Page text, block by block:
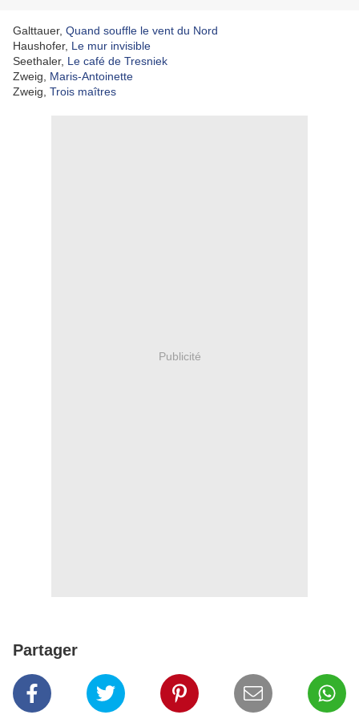
Galttauer, Quand souffle le vent du Nord
Haushofer, Le mur invisible
Seethaler, Le café de Tresniek
Zweig, Maris-Antoinette
Zweig, Trois maîtres
Publicité
Partager